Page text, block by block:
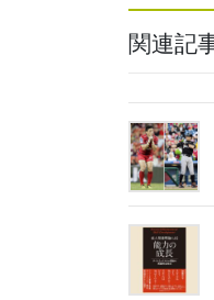
関連記